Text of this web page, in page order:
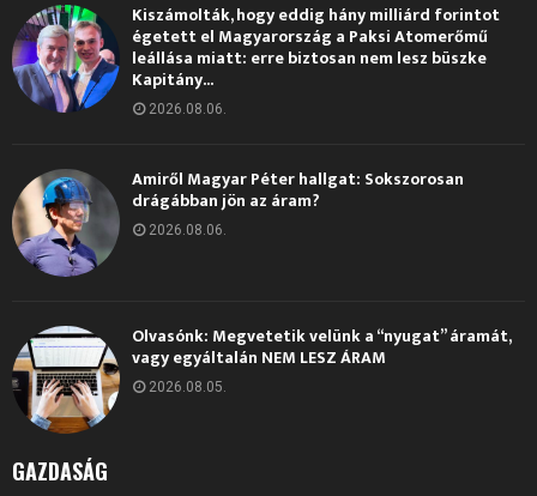
Kiszámolták, hogy eddig hány milliárd forintot
égetett el Magyarország a Paksi Atomerőmű
leállása miatt: erre biztosan nem lesz büszke
Kapitány...
2026.08.06.
Amiről Magyar Péter hallgat: Sokszorosan
drágábban jön az áram?
2026.08.06.
Olvasónk: Megvetetik velünk a “nyugat” áramát,
vagy egyáltalán NEM LESZ ÁRAM
2026.08.05.
GAZDASÁG